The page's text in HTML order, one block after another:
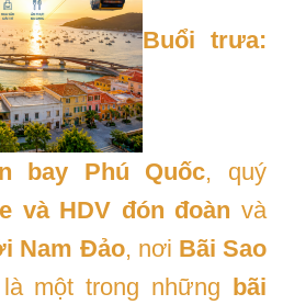
Buổi trưa:
bay Phú Quốc, quý
và HDV đón đoàn và
Nam Đảo, nơi Bãi Sao
một trong những
bãi